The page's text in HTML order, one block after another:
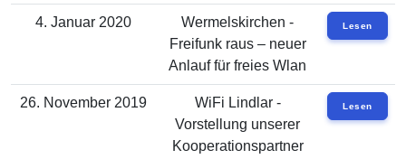
4. Januar 2020
Wermelskirchen -
Freifunk raus – neuer
Anlauf für freies Wlan
Lesen
26. November 2019
WiFi Lindlar -
Vorstellung unserer
Kooperationspartner
Lesen